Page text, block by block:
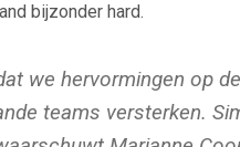
bijzonder hard.
we hervormingen op
teams versterken.